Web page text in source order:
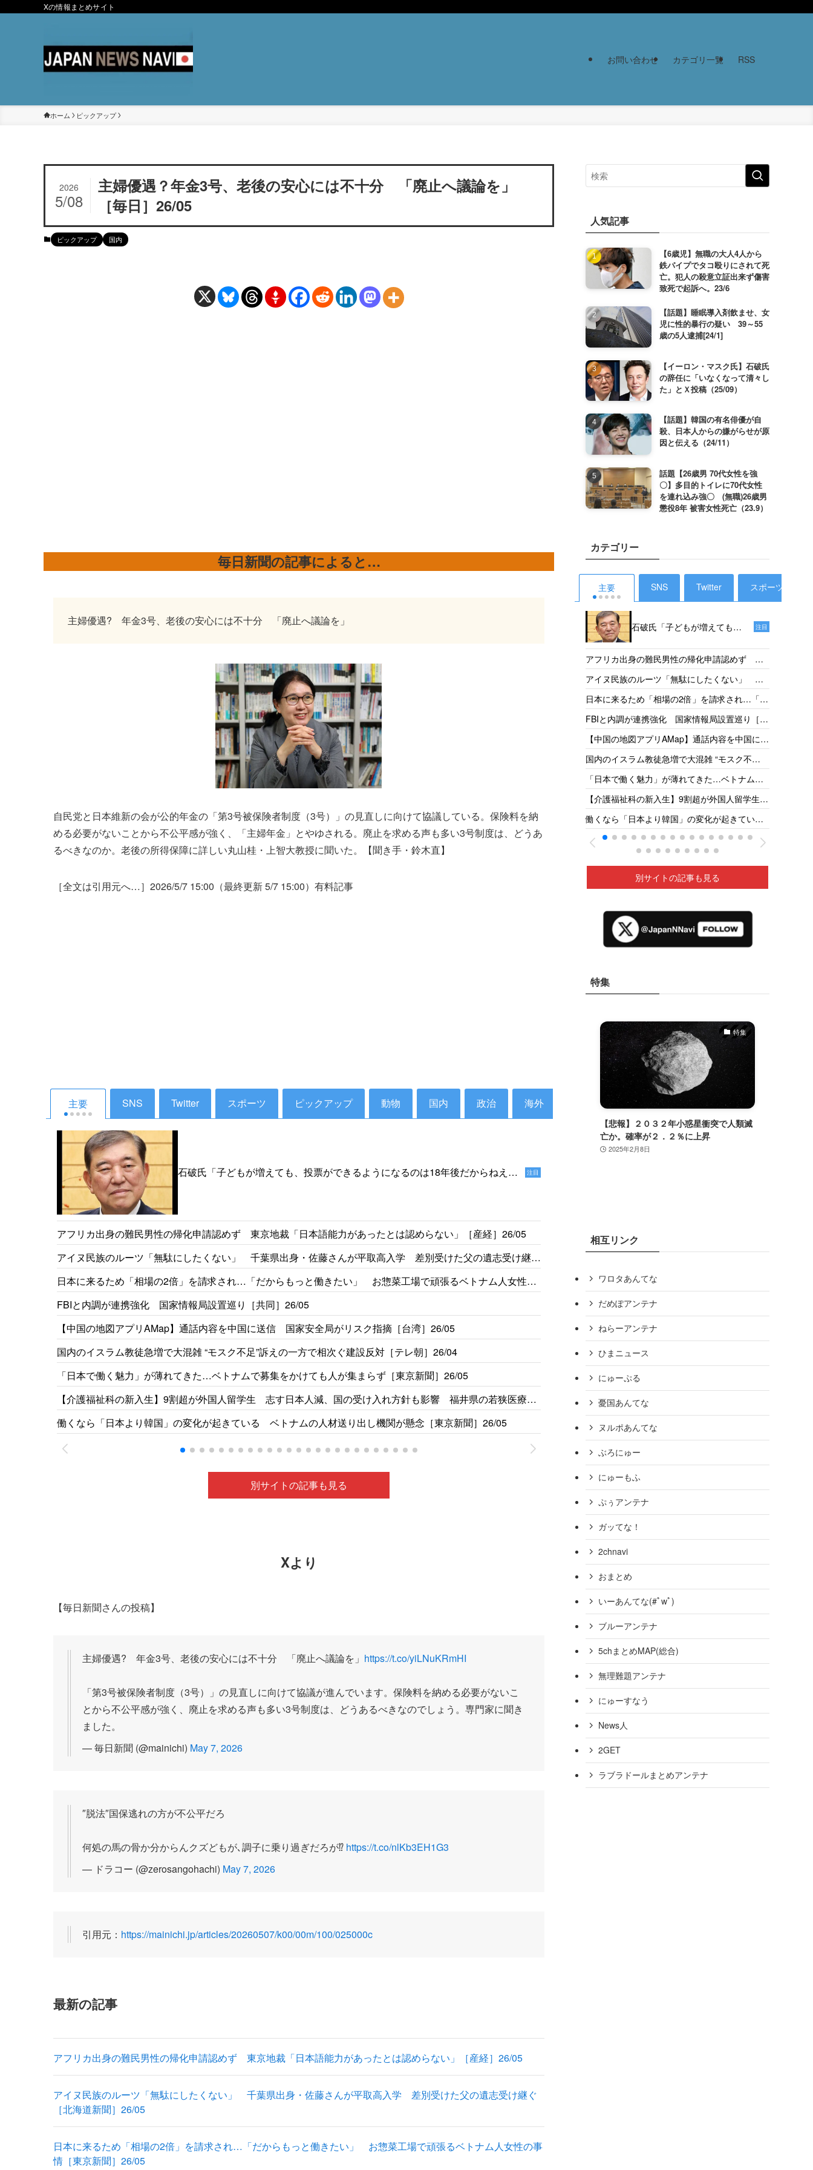
Xの情報まとめサイト
お問い合わせ カテゴリ一覧 RSS
ホーム ピックアップ
主婦優遇？年金3号、老後の安心には不十分 「廃止へ議論を」
［毎日］26/05
2026
5/08
ピックアップ 国内
毎日新聞の記事によると…
主婦優遇? 年金3号、老後の安心には不十分 「廃止へ議論を」
自民党と日本維新の会が公的年金の「第3号被保険者制度（3号）」の見直しに向けて協議している。保険料を納
める必要がないことから不公平感が強く、「主婦年金」とやゆされる。廃止を求める声も多い3号制度は、どうあ
るべきなのか。老後の所得保障に詳しい丸山桂・上智大教授に聞いた。【聞き手・鈴木直】
［全文は引用元へ…］2026/5/7 15:00（最終更新 5/7 15:00）有料記事
主要 SNS Twitter スポーツ ピックアップ 動物 国内 政治 海外 経済 芸能
石破氏「子どもが増えても、投票ができるようになるのは18年後だからねえ。
注目
アフリカ出身の難民男性の帰化申請認めず 東京地裁「日本語能力があったとは認めらない」［産経］26/05
アイヌ民族のルーツ「無駄にしたくない」 千葉県出身・佐藤さんが平取高入学 差別受けた父の遺志受け継ぐ
［北海道新聞］26/05
日本に来るため「相場の2倍」を請求され…「だからもっと働きたい」 お惣菜工場で頑張るベトナム人女性の
事情［東京新聞］26/05
FBIと内調が連携強化 国家情報局設置巡り［共同］26/05
【中国の地図アプリAMap】通話内容を中国に送信 国家安全局がリスク指摘［台湾］26/05
国内のイスラム教徒急増で大混雑 “モスク不足”訴えの一方で相次ぐ建設反対［テレ朝］26/04
「日本で働く魅力」が薄れてきた…ベトナムで募集をかけても人が集まらず［東京新聞］26/05
【介護福祉科の新入生】9割超が外国人留学生 志す日本人減、国の受け入れ方針も影響 福井県の若狭医療福
祉専門学校［福井新聞］26/05
働くなら「日本より韓国」の変化が起きている ベトナムの人材送り出し機関が懸念［東京新聞］26/05
【タイ国籍の男3人】「1戸建てで雨戸を閉め切ってい
発表から1週間足らずで始まった「外国人の国籍取得厳
む［東京新聞］26/05
【神社】塀の銅板６０枚超はぎ取られる…総代怒り「地
政府、情報活動で「仮装身分」の導入検討へ 従事者の
【琵琶湖に遺体 9日に発見3件相次ぐ】 -Yahoo!
【岐阜の朝鮮学校が令和6年度も多重申請】実費上回る
【外務省】ケニアの人材育成に2.6億円の無償資金協力［
【火の神様まつる神社が火事】関係者「痛恨」深夜にな
別サイトの記事も見る
Xより
【毎日新聞さんの投稿】
主婦優遇? 年金3号、老後の安心には不十分 「廃止へ議論を」 https://t.co/yiLNuKRmHI
「第3号被保険者制度（3号）」の見直しに向けて協議が進んでいます。保険料を納める必要がないこ
とから不公平感が強く、廃止を求める声も多い3号制度は、どうあるべきなのでしょう。専門家に聞き
ました。
— 毎日新聞 (@mainichi) May 7, 2026
″脱法″国保逃れの方が不公平だろ
何処の馬の骨か分からんクズどもが､調子に乗り過ぎだろが⁉️ https://t.co/nlKb3EH1G3
— ドラコー (@zerosangohachi) May 7, 2026
引用元： https://mainichi.jp/articles/20260507/k00/00m/100/025000c
最新の記事
アフリカ出身の難民男性の帰化申請認めず 東京地裁「日本語能力があったとは認めらない」［産経］26/05
アイヌ民族のルーツ「無駄にしたくない」 千葉県出身・佐藤さんが平取高入学 差別受けた父の遺志受け継ぐ
［北海道新聞］26/05
日本に来るため「相場の2倍」を請求され…「だからもっと働きたい」 お惣菜工場で頑張るベトナム人女性の事
情［東京新聞］26/05
人気記事
【6歳児】無職の大人4人から
鉄パイプでタコ殴りにされて死
亡。犯人の殺意立証出来ず傷害
致死で起訴へ。23/6
【話題】睡眠導入剤飲ませ、女
児に性的暴行の疑い 39～55
歳の5人逮捕[24/1]
【イーロン・マスク氏】石破氏
の辞任に「いなくなって清々し
た」とＸ投稿（25/09）
【話題】韓国の有名俳優が自
殺、日本人からの嫌がらせが原
因と伝える（24/11）
話題【26歳男 70代女性を強
〇】多目的トイレに70代女性
を連れ込み強〇 (無職)26歳男
懲役8年 被害女性死亡（23.9）
カテゴリー
主要 SNS Twitter スポーツ
石破氏「子どもが増えても、
18年後だからねえ。その時、
私たちは政治家をやっていな
いでしょう」［デイリー新
潮］25/1
注目
アフリカ出身の難民男性の帰化申請認めず 東
京地裁「日本語能力があったとは認めらない」
［産経］26/05
アイヌ民族のルーツ「無駄にしたくない」 千
葉県出身・佐藤さんが平取高入学 差別受けた
父の遺志受け継ぐ［北海道新聞］26/05
日本に来るため「相場の2倍」を請求され…「だ
からもっと働きたい」 お惣菜工場で頑張るベ
トナム人女性の事情［東京新聞］26/05
FBIと内調が連携強化 国家情報局設置巡り［共
同］26/05
【中国の地図アプリAMap】通話内容を中国に送
信 国家安全局がリスク指摘［台湾］26/05
国内のイスラム教徒急増で大混雑 “モスク不
足”訴えの一方で相次ぐ建設反対［テレ朝］
26/04
「日本で働く魅力」が薄れてきた…ベトナムで
募集をかけても人が集まらず［東京新聞］26/05
【介護福祉科の新入生】9割超が外国人留学生
志す日本人減、国の受け入れ方針も影響 福井
県の若狭医療福祉専門学校［福井新聞］26/05
働くなら「日本より韓国」の変化が起きてい
る ベトナムの人材送り出し機関が懸念［東京
新聞］26/05
別サイトの記事も見る
特集
【2025 新語・流行語大賞】年間大賞は
2025年12月1日
特集
【悲報】２０３２年小惑星衝突で人類滅
亡か。確率が２．２％に上昇
2025年2月8日
相互リンク
ワロタあんてな
だめぽアンテナ
ねらーアンテナ
ひまニュース
にゅーぷる
憂国あんてな
ヌルポあんてな
ぶろにゅー
にゅーもふ
ぷぅアンテナ
ガッてな！
2chnavi
おまとめ
いーあんてな(#ﾟwﾟ)
ブルーアンテナ
5chまとめMAP(総合)
無理難題アンテナ
にゅーすなう
News人
2GET
ラブラドールまとめアンテナ